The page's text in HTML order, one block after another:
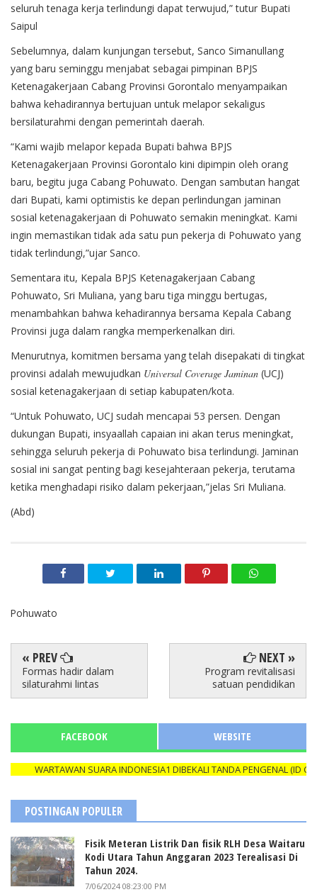
seluruh tenaga kerja terlindungi dapat terwujud,” tutur Bupati
Saipul
Sebelumnya, dalam kunjungan tersebut, Sanco Simanullang
yang baru seminggu menjabat sebagai pimpinan BPJS
Ketenagakerjaan Cabang Provinsi Gorontalo menyampaikan
bahwa kehadirannya bertujuan untuk melapor sekaligus
bersilaturahmi dengan pemerintah daerah.
“Kami wajib melapor kepada Bupati bahwa BPJS
Ketenagakerjaan Provinsi Gorontalo kini dipimpin oleh orang
baru, begitu juga Cabang Pohuwato. Dengan sambutan hangat
dari Bupati, kami optimistis ke depan perlindungan jaminan
sosial ketenagakerjaan di Pohuwato semakin meningkat. Kami
ingin memastikan tidak ada satu pun pekerja di Pohuwato yang
tidak terlindungi,”ujar Sanco.
Sementara itu, Kepala BPJS Ketenagakerjaan Cabang
Pohuwato, Sri Muliana, yang baru tiga minggu bertugas,
menambahkan bahwa kehadirannya bersama Kepala Cabang
Provinsi juga dalam rangka memperkenalkan diri.
Menurutnya, komitmen bersama yang telah disepakati di tingkat
provinsi adalah mewujudkan Universal Coverage Jaminan (UCJ)
sosial ketenagakerjaan di setiap kabupaten/kota.
“Untuk Pohuwato, UCJ sudah mencapai 53 persen. Dengan
dukungan Bupati, insyaallah capaian ini akan terus meningkat,
sehingga seluruh pekerja di Pohuwato bisa terlindungi. Jaminan
sosial ini sangat penting bagi kesejahteraan pekerja, terutama
ketika menghadapi risiko dalam pekerjaan,”jelas Sri Muliana.
(Abd)
Pohuwato
« PREV
Formas hadir dalam
silaturahmi lintas
NEXT »
Program revitalisasi
satuan pendidikan
FACEBOOK WEBSITE
WARTAWAN SUARA INDONESIA1 DIBEKALI TANDA PENGENAL (ID
POSTINGAN POPULER
Fisik Meteran Listrik Dan fisik RLH Desa Waitaru
Kodi Utara Tahun Anggaran 2023 Terealisasi Di
Tahun 2024.
7/06/2024 08:23:00 PM